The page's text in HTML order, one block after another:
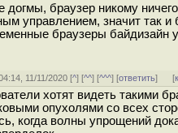
догмы, браузер никому
управлением, значит так
браузеры байдизайн
11/11/2020 [^] [^^] [^^^] [ответить] [
хотят видеть такими
опухолями со всех
когда волны упрощений